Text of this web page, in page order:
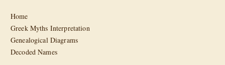
Home
Greek Myths Interpretation
Genealogical Diagrams
Decoded Names